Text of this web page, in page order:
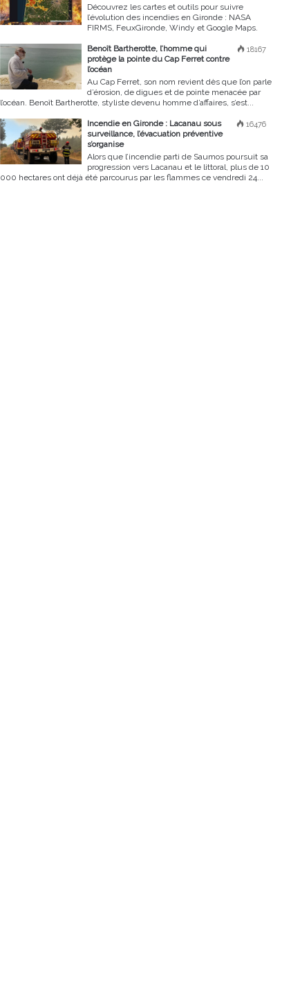
Découvrez les cartes et outils pour suivre
l’évolution des incendies en Gironde : NASA
FIRMS, FeuxGironde, Windy et Google Maps.
18167
Benoît Bartherotte, l’homme qui
protège la pointe du Cap Ferret contre
l’océan
Au Cap Ferret, son nom revient dès que l’on parle
d’érosion, de digues et de pointe menacée par
l’océan. Benoît Bartherotte, styliste devenu homme d’affaires, s’est...
16476
Incendie en Gironde : Lacanau sous
surveillance, l’évacuation préventive
s’organise
Alors que l’incendie parti de Saumos poursuit sa
progression vers Lacanau et le littoral, plus de 10
000 hectares ont déjà été parcourus par les flammes ce vendredi 24...